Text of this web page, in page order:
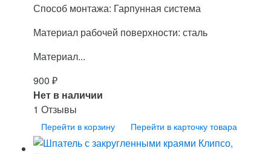
Способ монтажа: Гарпунная система
Материал рабочей поверхности: сталь
Материал...
900 ₽
Нет в наличии
1 Отзывы
Перейти в корзину Перейти в карточку товара